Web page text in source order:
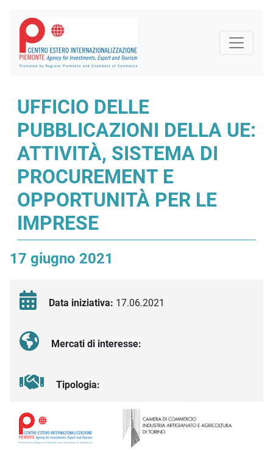
UFFICIO DELLE
PUBBLICAZIONI DELLA UE:
ATTIVITÀ, SISTEMA DI
PROCUREMENT E
OPPORTUNITÀ PER LE
IMPRESE
17 giugno 2021
Data iniziativa: 17.06.2021
Mercati di interesse:
Tipologia: